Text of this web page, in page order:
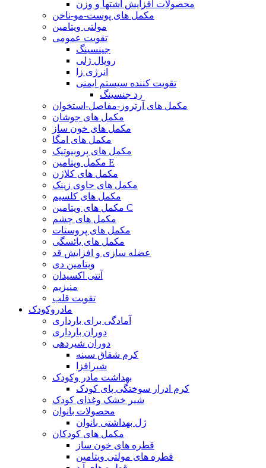
محصولات افزایش اشتها و وزن
مکمل های پوست-مو-ناخن
مولتی ویتامین
تقویت عمومی
جینسینگ
رویال ژلی
انرژی زا
تقویت کننده سیستم ایمنی
رد جنسینگ
مکمل های آرتروز-مفاصل-استخوان
مکمل های جوشان
مکمل های خون ساز
مکمل های امگا
مکمل های پروبیوتیک
مکمل ویتامین E
مکمل های کلاژن
مکمل های حاوی زینک
مکمل های کلسیم
مکمل های ویتامین C
مکمل های چشم
مکمل های پروستات
مکمل های یائسگی
عضله سازی و افزایش قد
ویتامین دی
آنتی اکسیدان
منیزیم
تقویت قلب
مادروکودک
آمادگی برای بارداری
دوران بارداری
دوران شیردهی
کرم شقاق سینه
شیرافزا
بهداشت مادر وکودک
کرم ادرار سوختگی پای کودک
شیر خشک وغذای کودک
محصولات بانوان
ژل بهداشتی بانوان
مکمل های کودکان
قطره های خون ساز
قطره های مولتی ویتامین